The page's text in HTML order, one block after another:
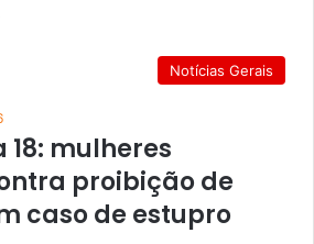
Notícias Gerais
mulheres
proibição de
caso de estupro